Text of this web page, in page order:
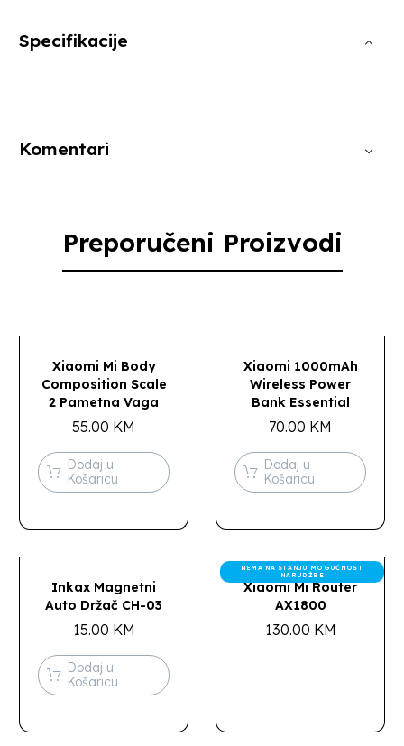
Specifikacije
Komentari
Preporučeni Proizvodi
Xiaomi Mi Body
Composition Scale
2 Pametna Vaga
55.00 KM
Dodaj u
Košaricu
Xiaomi 1000mAh
Wireless Power
Bank Essential
70.00 KM
Dodaj u
Košaricu
Inkax Magnetni
Auto Držač CH-03
15.00 KM
Dodaj u
Košaricu
NEMA NA STANJU MOGUĆNOST
NARUDŽBE
Xiaomi Mi Router
AX1800
130.00 KM